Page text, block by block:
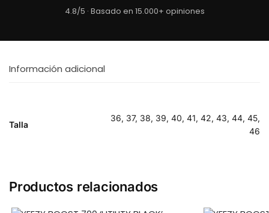
4.8/5 · Basado en 15.000+ opiniones
Información adicional
Talla
36, 37, 38, 39, 40, 41, 42, 43, 44, 45,
46
Productos relacionados